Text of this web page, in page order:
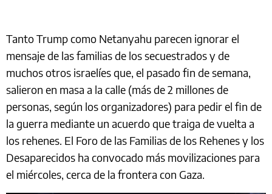
Tanto Trump como Netanyahu parecen ignorar el
mensaje de las familias de los secuestrados y de
muchos otros israelíes que, el pasado fin de semana,
salieron en masa a la calle (más de 2 millones de
personas, según los organizadores) para pedir el fin de
la guerra mediante un acuerdo que traiga de vuelta a
los rehenes. El Foro de las Familias de los Rehenes y los
Desaparecidos ha convocado más movilizaciones para
el miércoles, cerca de la frontera con Gaza.